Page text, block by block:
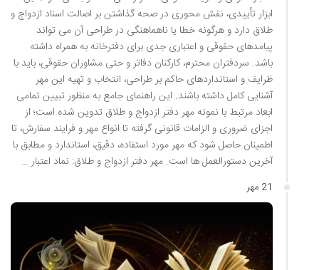
ابزار تأییدی، نقش محوری در صحه گذاشتن بر اصالت اسناد ازدواج و
طلاق دارد و هرگونه خطا یا ناهماهنگی در طراحی آن می تواند
پیامدهای حقوقی و اعتباری جدی برای دفترخانه به همراه داشته
باشد. سردفتران محترم، کارکنان دفاتر و حتی مشاوران حقوقی، باید با
ظرایف و استانداردهای حاکم بر طراحی، انتخاب و تهیه این مهر
آشنایی کامل داشته باشند. این راهنمای جامع به منظور تبیین تمامی
ابعاد مرتبط با نمونه مهر دفتر ازدواج و طلاق تدوین شده است؛ از
اجزای ضروری و الزامات قانونی گرفته تا انواع مهر و فرایند سفارش، تا
اطمینان حاصل شود که مهر مورد استفاده، دقیق، استاندارد و مطابق با
آخرین دستورالعمل ها است. مهر دفتر ازدواج و طلاق: نماد اعتبار …
21 مهر